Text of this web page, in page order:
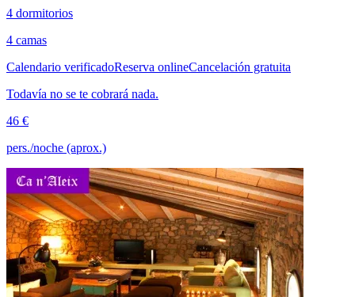
4 dormitorios
4 camas
Calendario verificadoReserva onlineCancelación gratuita
Todavía no se te cobrará nada.
46 €
pers./noche (aprox.)